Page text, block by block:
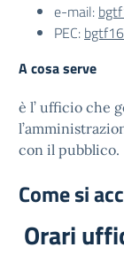
e-mail:
PEC:
A cosa serve
è l’ ufficio che
con il pubblico.
Come si
Orari